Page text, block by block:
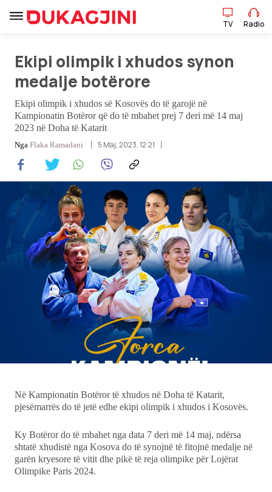
TV Radio
Lajme
Sport
Art Jete
Kulturë
Showbiz
Ekonomi
Udhëtime
DuVideo
TV Radio
Ekipi olimpik i xhudos synon
medalje botërore
Ekipi olimpik i xhudos së Kosovës do të garojë në
Kampionatin Botëror që do të mbahet prej 7 deri më 14 maj
2023 në Doha të Katarit
Nga Flaka Ramadani 5 Maj, 2023, 12:21
Në Kampionatin Botëror të xhudos në Doha të Katarit,
pjesëmarrës do të jetë edhe ekipi olimpik i xhudos i Kosovës.
Ky Botëror do të mbahet nga data 7 deri më 14 maj, ndërsa
shtatë xhudistë nga Kosova do të synojnë të fitojnë medalje në
garën kryesore të vitit dhe pikë të reja olimpike për Lojërat
Olimpike Paris 2024.